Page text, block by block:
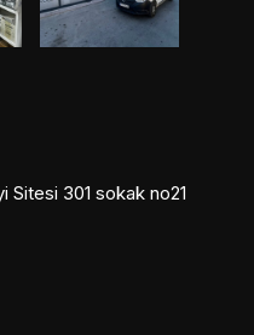
Sitesi 301 sokak no21